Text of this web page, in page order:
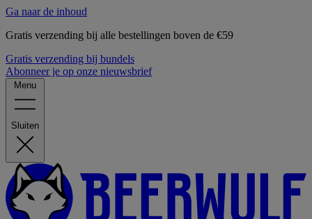
Ga naar de inhoud
Gratis verzending bij alle bestellingen boven de €59
Gratis verzending bij bundels
Abonneer je op onze nieuwsbrief
Menu
Sluiten